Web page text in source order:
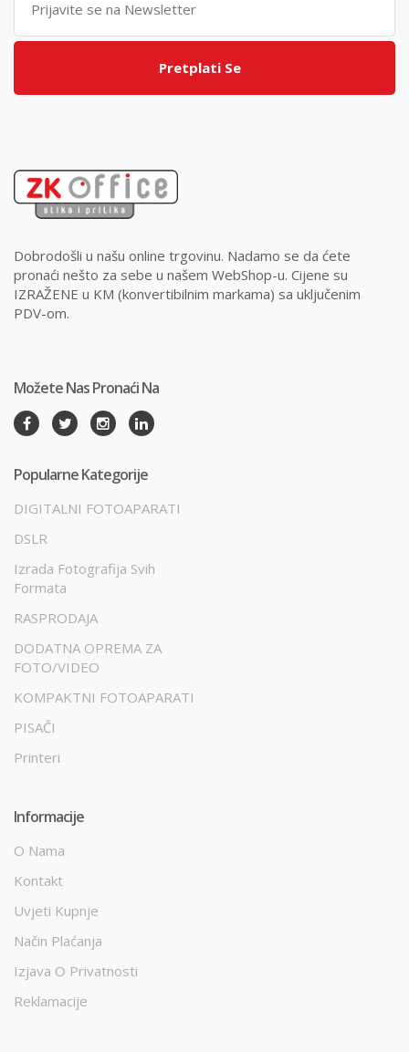
Pretplati Se
Dobrodošli u našu online trgovinu. Nadamo se da ćete
pronaći nešto za sebe u našem WebShop-u. Cijene su
IZRAŽENE u KM (konvertibilnim markama) sa uključenim
PDV-om.
Možete Nas Pronaći Na
Popularne Kategorije
DIGITALNI FOTOAPARATI
DSLR
Izrada Fotografija Svih
Formata
RASPRODAJA
DODATNA OPREMA ZA
FOTO/VIDEO
KOMPAKTNI FOTOAPARATI
PISAČI
Printeri
Informacije
O Nama
Kontakt
Uvjeti Kupnje
Način Plaćanja
Izjava O Privatnosti
Reklamacije